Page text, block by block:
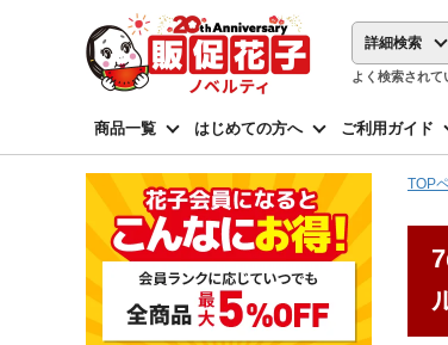
詳細検索
よく検索されて
商品一覧 はじめての方へ ご利用ガイド
TOP